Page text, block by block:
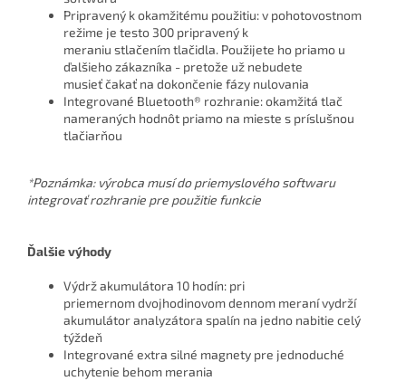
Pripravený k okamžitému použitiu: v pohotovostnom
režime je testo 300 pripravený k
meraniu stlačením tlačidla. Použijete ho priamo u
ďalšieho zákazníka - pretože už nebudete
musieť čakať na dokončenie fázy nulovania
Integrované Bluetooth® rozhranie: okamžitá tlač
nameraných hodnôt priamo na mieste s príslušnou
tlačiarňou
*Poznámka: výrobca musí do priemyslového softwaru
integrovať rozhranie pre použitie funkcie
Ďalšie výhody
Výdrž akumulátora 10 hodín: pri
priemernom dvojhodinovom dennom meraní vydrží
akumulátor analyzátora spalín na jedno nabitie celý
týždeň
Integrované extra silné magnety pre jednoduché
uchytenie behom merania